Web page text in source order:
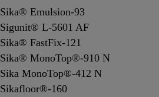
Sika® Emulsion-93
Sigunit® L-5601 AF
Sika® FastFix-121
Sika® MonoTop®-910 N
Sika MonoTop®-412 N
Sikafloor®-160